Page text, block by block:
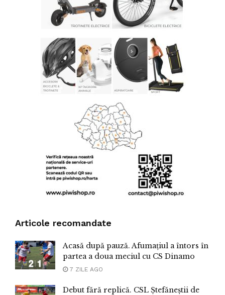
Articole recomandate
Acasă după pauză. Afumațiul a întors în
partea a doua meciul cu CS Dinamo
7 ZILE AGO
Debut fără replică. CSL Ștefăneștii de